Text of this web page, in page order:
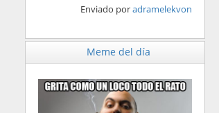
Enviado poradramelekvon
Meme del día